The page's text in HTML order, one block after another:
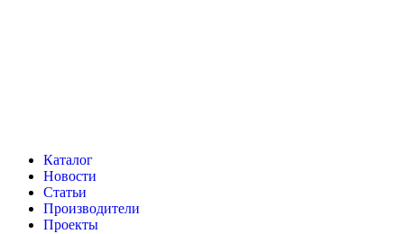
Каталог
Новости
Статьи
Производители
Проекты